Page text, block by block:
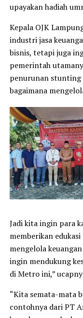
upayakan hadiah
Kepala OJK
industri jasa
bisnis, tetapi juga
pemerintah
penurunan stunting
bagaimana
Jadi kita ingin para
memberikan
mengelola
ingin mendukung
di Metro ini,”
“Kita semata-mata
contohnya dari PT